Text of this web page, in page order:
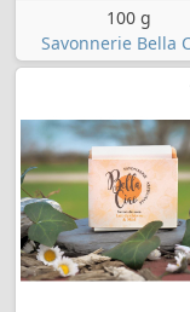
100 g
Savonnerie Bella